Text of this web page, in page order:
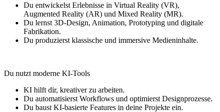
Du entwickelst Erlebnisse in Virtual Reality (VR),
Augmented Reality (AR) und Mixed Reality (MR).
Du lernst 3D-Design, Animation, Prototyping und digitale
Fabrikation.
Du produzierst klassische und immersive Medieninhalte.
Du nutzt moderne KI-Tools
KI hilft dir, kreativer zu arbeiten.
Du automatisierst Workflows und optimierst Designprozesse.
Du baust KI-basierte Features in deine Projekte ein.